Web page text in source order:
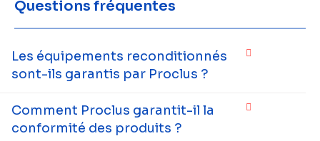
Questions fréquentes
Les équipements reconditionnés
sont-ils garantis par Proclus ?
Comment Proclus garantit-il la
conformité des produits ?